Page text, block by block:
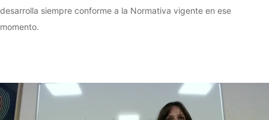
desarrolla siempre conforme a la Normativa vigente en ese
momento.